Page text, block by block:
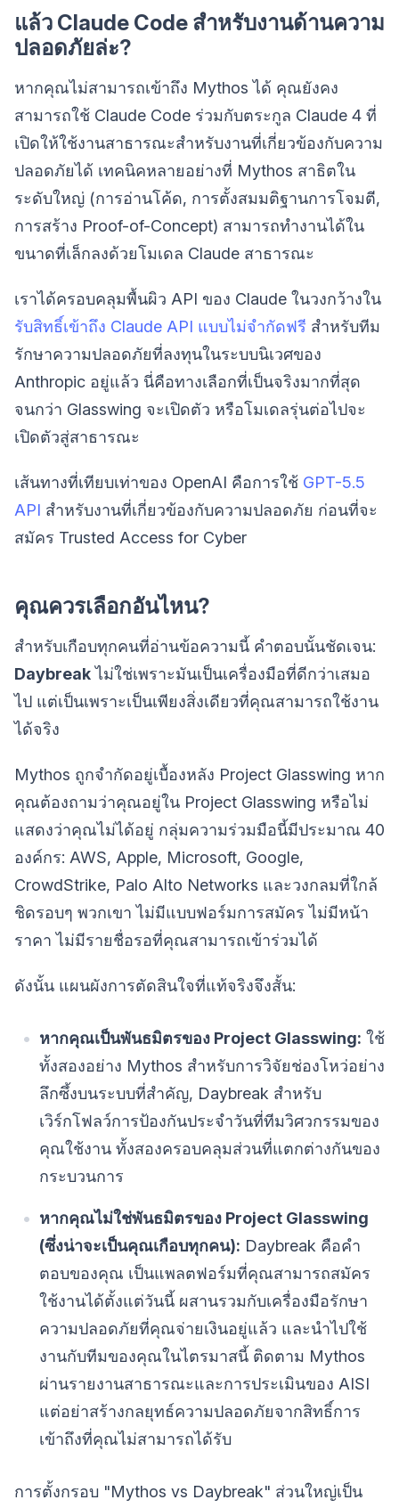
แล้ว Claude Code สำหรับงานด้านความ
ปลอดภัยล่ะ?
หากคุณไม่สามารถเข้าถึง Mythos ได้ คุณยังคง
สามารถใช้ Claude Code ร่วมกับตระกูล Claude 4 ที่
เปิดให้ใช้งานสาธารณะสำหรับงานที่เกี่ยวข้องกับความ
ปลอดภัยได้ เทคนิคหลายอย่างที่ Mythos สาธิตใน
ระดับใหญ่ (การอ่านโค้ด, การตั้งสมมติฐานการโจมตี,
การสร้าง Proof-of-Concept) สามารถทำงานได้ใน
ขนาดที่เล็กลงด้วยโมเดล Claude สาธารณะ
เราได้ครอบคลุมพื้นผิว API ของ Claude ในวงกว้างใน
รับสิทธิ์เข้าถึง Claude API แบบไม่จำกัดฟรี สำหรับทีม
รักษาความปลอดภัยที่ลงทุนในระบบนิเวศของ
Anthropic อยู่แล้ว นี่คือทางเลือกที่เป็นจริงมากที่สุด
จนกว่า Glasswing จะเปิดตัว หรือโมเดลรุ่นต่อไปจะ
เปิดตัวสู่สาธารณะ
เส้นทางที่เทียบเท่าของ OpenAI คือการใช้ GPT-5.5
API สำหรับงานที่เกี่ยวข้องกับความปลอดภัย ก่อนที่จะ
สมัคร Trusted Access for Cyber
คุณควรเลือกอันไหน?
สำหรับเกือบทุกคนที่อ่านข้อความนี้ คำตอบนั้นชัดเจน:
Daybreakไม่ใช่เพราะมันเป็นเครื่องมือที่ดีกว่าเสมอ
ไป แต่เป็นเพราะเป็นเพียงสิ่งเดียวที่คุณสามารถใช้งาน
ได้จริง
Mythos ถูกจำกัดอยู่เบื้องหลัง Project Glasswing หาก
คุณต้องถามว่าคุณอยู่ใน Project Glasswing หรือไม่
แสดงว่าคุณไม่ได้อยู่ กลุ่มความร่วมมือนี้มีประมาณ 40
องค์กร: AWS, Apple, Microsoft, Google,
CrowdStrike, Palo Alto Networks และวงกลมที่ใกล้
ชิดรอบๆ พวกเขา ไม่มีแบบฟอร์มการสมัคร ไม่มีหน้า
ราคา ไม่มีรายชื่อรอที่คุณสามารถเข้าร่วมได้
ดังนั้น แผนผังการตัดสินใจที่แท้จริงจึงสั้น:
หากคุณเป็นพันธมิตรของ Project Glasswing: ใช้
ทั้งสองอย่าง Mythos สำหรับการวิจัยช่องโหว่อย่าง
ลึกซึ้งบนระบบที่สำคัญ, Daybreak สำหรับ
เวิร์กโฟลว์การป้องกันประจำวันที่ทีมวิศวกรรมของ
คุณใช้งาน ทั้งสองครอบคลุมส่วนที่แตกต่างกันของ
กระบวนการ
หากคุณไม่ใช่พันธมิตรของ Project Glasswing
(ซึ่งน่าจะเป็นคุณเกือบทุกคน): Daybreak คือคำ
ตอบของคุณ เป็นแพลตฟอร์มที่คุณสามารถสมัคร
ใช้งานได้ตั้งแต่วันนี้ ผสานรวมกับเครื่องมือรักษา
ความปลอดภัยที่คุณจ่ายเงินอยู่แล้ว และนำไปใช้
งานกับทีมของคุณในไตรมาสนี้ ติดตาม Mythos
ผ่านรายงานสาธารณะและการประเมินของ AISI
แต่อย่าสร้างกลยุทธ์ความปลอดภัยจากสิทธิ์การ
เข้าถึงที่คุณไม่สามารถได้รับ
การตั้งกรอบ "Mythos vs Daybreak" ส่วนใหญ่เป็น